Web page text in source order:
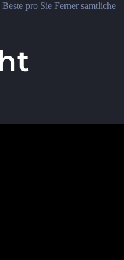
pro Sie Ferner samtliche